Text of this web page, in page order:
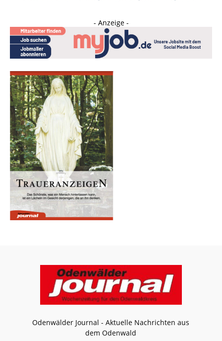
- Anzeige -
Odenwälder Journal - Aktuelle Nachrichten aus
dem Odenwald